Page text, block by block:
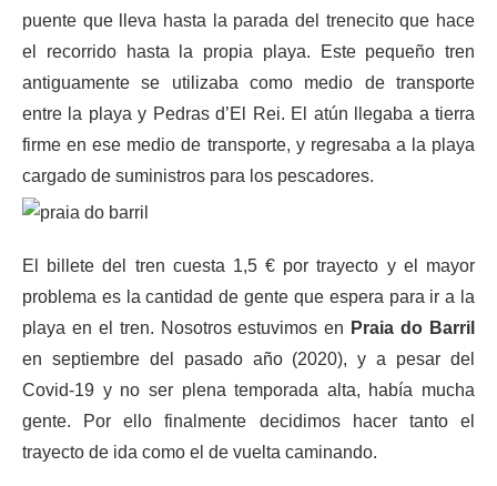
puente que lleva hasta la parada del trenecito que hace
el recorrido hasta la propia playa. Este pequeño tren
antiguamente se utilizaba como medio de transporte
entre la playa y Pedras d’El Rei. El atún llegaba a tierra
firme en ese medio de transporte, y regresaba a la playa
cargado de suministros para los pescadores.
El billete del tren cuesta 1,5 € por trayecto y el mayor
problema es la cantidad de gente que espera para ir a la
playa en el tren. Nosotros estuvimos en Praia do Barril
en septiembre del pasado año (2020), y a pesar del
Covid-19 y no ser plena temporada alta, había mucha
gente. Por ello finalmente decidimos hacer tanto el
trayecto de ida como el de vuelta caminando.